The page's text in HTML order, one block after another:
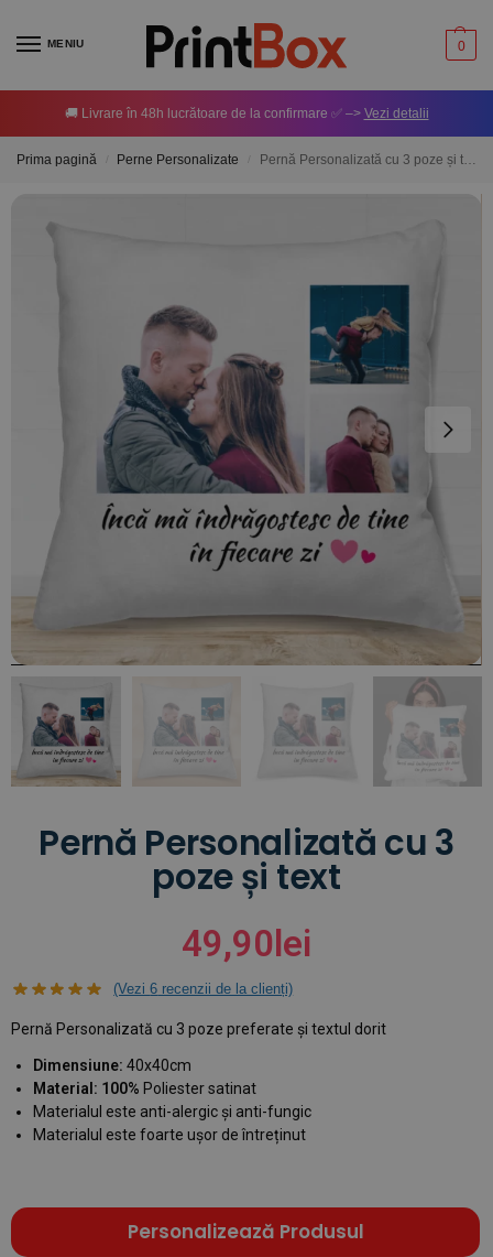
MENIU 0
🚚 Livrare în 48h lucrătoare de la confirmare ✅ –> Vezi detalii
Prima pagină Perne Personalizate Pernă Personalizată cu 3 poze și text
Pernă Personalizată cu 3
poze și text
49,90lei
(Vezi6 recenzii de la clienți)
Pernă Personalizată cu 3 poze preferate și textul dorit
Dimensiune: 40x40cm
Material: 100% Poliester satinat
Materialul este anti-alergic și anti-fungic
Materialul este foarte ușor de întreținut
Personalizează Produsul